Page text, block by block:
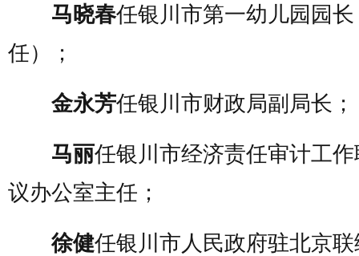
马晓春任银川市第一幼儿园园
任）；
金永芳任银川市财政局副局长；
马丽任银川市经济责任审计工
议办公室主任；
徐健任银川市人民政府驻北京